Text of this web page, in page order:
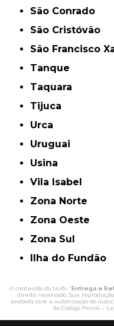
São Conrado
São Cristóvão
São Francisco
Tanque
Taquara
Tijuca
Urca
Uruguai
Usina
Vila Isabel
Zona Norte
Zona Oeste
Zona Sul
ilha do Fundão
O conteúdo do texto "Entrega e
direito reservado. Sua
proibida sem a autorização do
do Código Penal –